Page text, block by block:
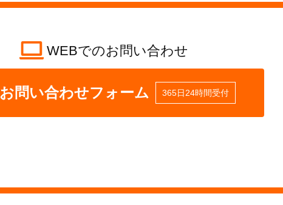
WEBでのお問い合わせ
お問い合わせフォーム 365日24時間受付